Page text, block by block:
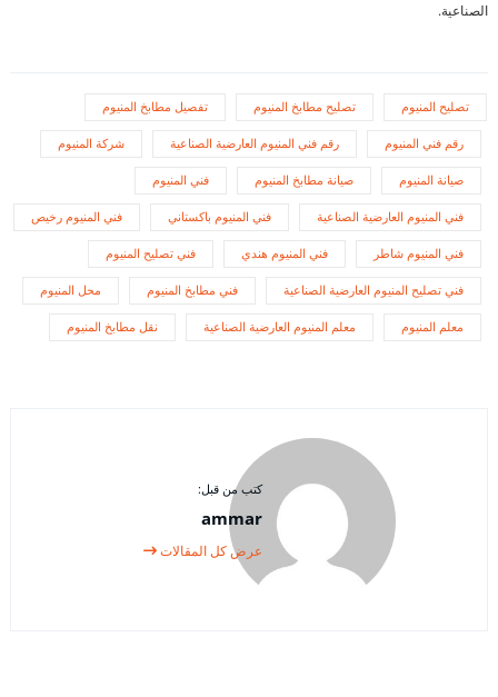
الصناعية.
تصليح المنيوم تصليح مطابخ المنيوم تفصيل مطابخ المنيوم
رقم فني المنيوم رقم فني المنيوم العارضية الصناعية شركة المنيوم
صيانة المنيوم صيانة مطابخ المنيوم فني المنيوم
فني المنيوم العارضية الصناعية فني المنيوم باكستاني فني المنيوم رخيص
فني المنيوم شاطر فني المنيوم هندي فني تصليح المنيوم
فني تصليح المنيوم العارضية الصناعية فني مطابخ المنيوم محل المنيوم
معلم المنيوم معلم المنيوم العارضية الصناعية نقل مطابخ المنيوم
كتب من قبل:
ammar
عرض كل المقالات